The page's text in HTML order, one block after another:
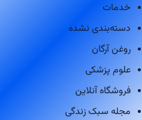
خدمات
دسته‌بندی نشده
روغن آرگان
علوم پزشکی
فروشگاه آنلاین
مجله سبک زندگی